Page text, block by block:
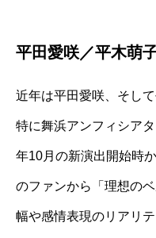
平田愛咲／平木萌
近年は平田愛咲、そし
特に舞浜アンフィシア
年10月の新演出開始時
のファンから「理想の
幅や感情表現のリアリ